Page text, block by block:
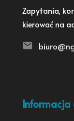
Zapytania,
kierować na
Informacja